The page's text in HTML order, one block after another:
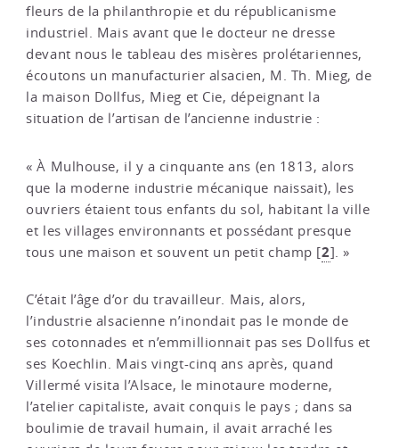
fleurs de la philanthropie et du républicanisme
industriel. Mais avant que le docteur ne dresse
devant nous le tableau des misères prolétariennes,
écoutons un manufacturier alsacien, M. Th. Mieg, de
la maison Dollfus, Mieg et Cie, dépeignant la
situation de l’artisan de l’ancienne industrie :
« À Mulhouse, il y a cinquante ans (en 1813, alors
que la moderne industrie mécanique naissait), les
ouvriers étaient tous enfants du sol, habitant la ville
et les villages environnants et possédant presque
tous une maison et souvent un petit champ [2] . »
C’était l’âge d’or du travailleur. Mais, alors,
l’industrie alsacienne n’inondait pas le monde de
ses cotonnades et n’emmillionnait pas ses Dollfus et
ses Koechlin. Mais vingt-cinq ans après, quand
Villermé visita l’Alsace, le minotaure moderne,
l’atelier capitaliste, avait conquis le pays ; dans sa
boulimie de travail humain, il avait arraché les